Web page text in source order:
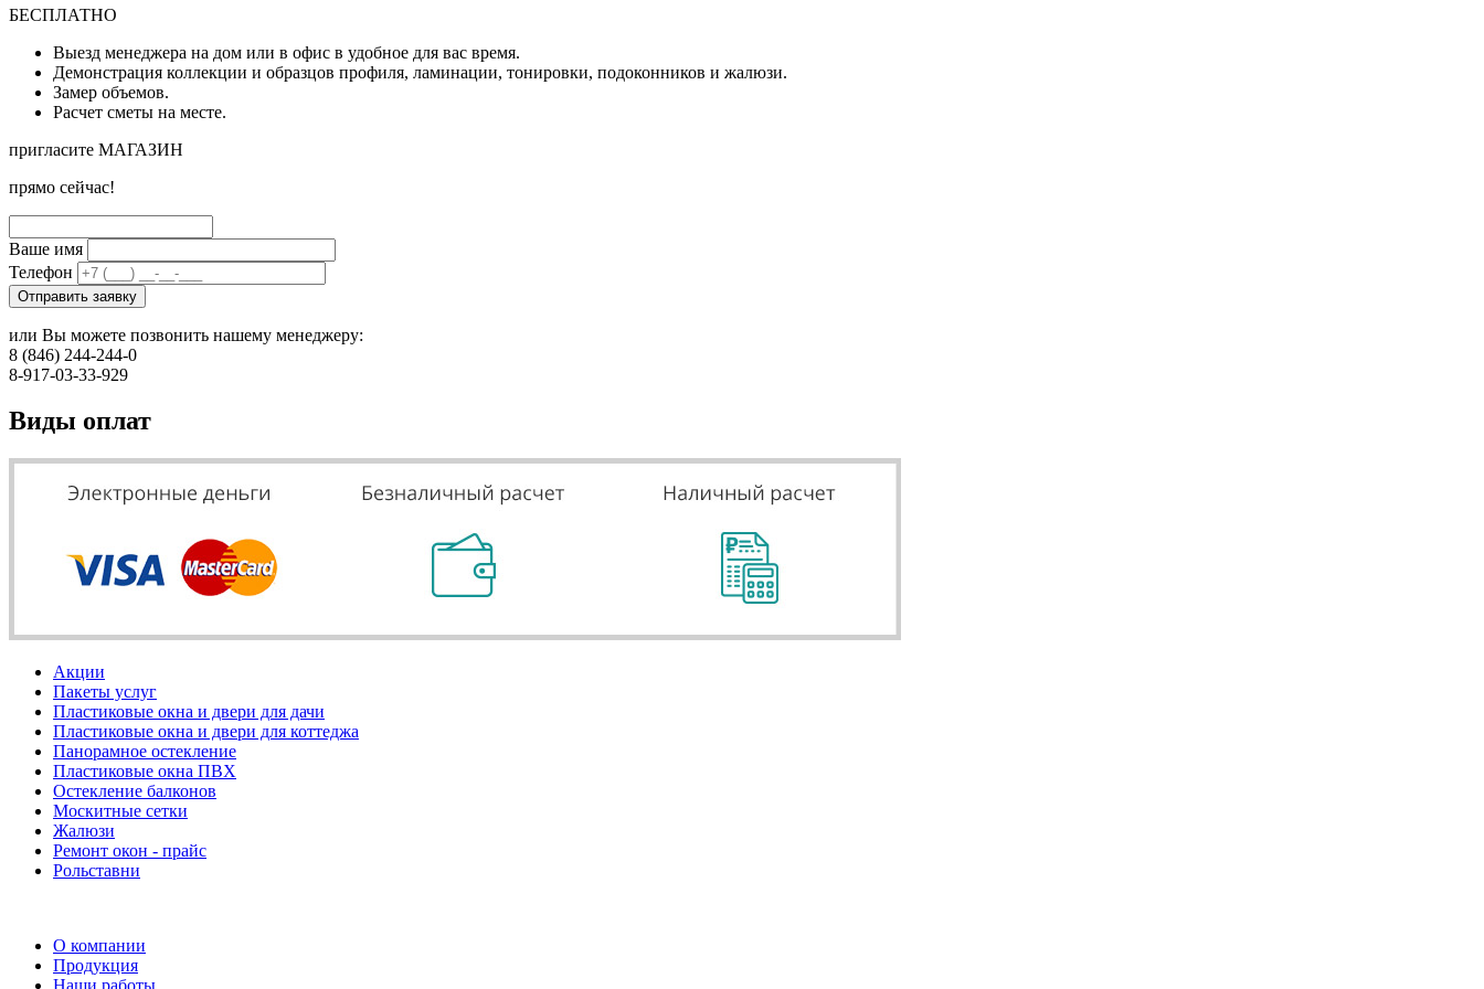
БЕСПЛАТНО
Выезд менеджера на дом или в офис в удобное для вас время.
Демонстрация коллекции и образцов профиля, ламинации, тонировки, подоконников и жалюзи.
Замер объемов.
Расчет сметы на месте.
пригласите МАГАЗИН
прямо сейчас!
Ваше имя
Телефон
Отправить заявку
или Вы можете позвонить нашему менеджеру:
8 (846) 244-244-0
8-917-03-33-929
Виды оплат
Акции
Пакеты услуг
Пластиковые окна и двери для дачи
Пластиковые окна и двери для коттеджа
Панорамное остекление
Пластиковые окна ПВХ
Остекление балконов
Москитные сетки
Жалюзи
Ремонт окон - прайс
Рольставни
О компании
Продукция